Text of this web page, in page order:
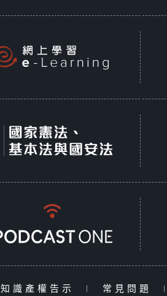
知識產權告示 | 常見問題 |